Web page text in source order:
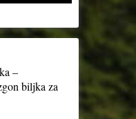
–
biljka za